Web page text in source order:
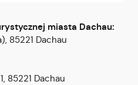
miasta Dachau:
85221 Dachau
85221 Dachau